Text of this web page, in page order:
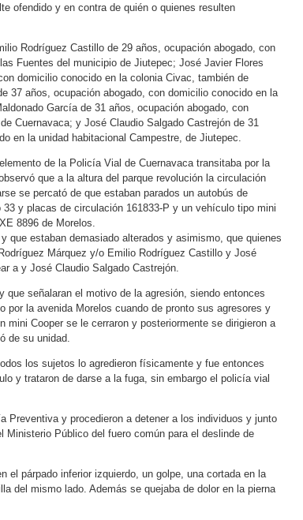
ofendido y en contra de quién o quienes resulten
Rodríguez Castillo de 29 años, ocupación abogado, con
Fuentes del municipio de Jiutepec; José Javier Flores
domicilio conocido en la colonia Civac, también de
37 años, ocupación abogado, con domicilio conocido en la
García de 31 años, ocupación abogado, con
Cuernavaca; y José Claudio Salgado Castrejón de 31
en la unidad habitacional Campestre, de Jiutepec.
de la Policía Vial de Cuernavaca transitaba por la
que a la altura del parque revolución la circulación
se percató de que estaban parados un autobús de
y placas de circulación 161833-P y un vehículo tipo mini
8896 de Morelos.
que estaban demasiado alterados y asimismo, que quienes
Márquez y/o Emilio Rodríguez Castillo y José
a y José Claudio Salgado Castrejón.
que señalaran el motivo de la agresión, siendo entonces
por la avenida Morelos cuando de pronto sus agresores y
mini Cooper se le cerraron y posteriormente se dirigieron a
de su unidad.
los sujetos lo agredieron físicamente y fue entonces
y trataron de darse a la fuga, sin embargo el policía vial
Preventiva y procedieron a detener a los individuos y junto
Público del fuero común para el deslinde de
el párpado inferior izquierdo, un golpe, una cortada en la
del mismo lado. Además se quejaba de dolor en la pierna